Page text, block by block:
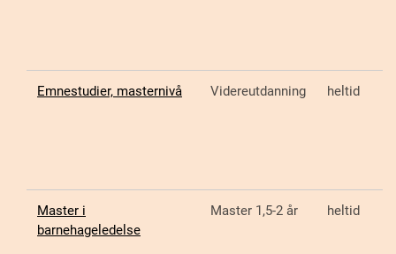
Emnestudier, masternivå Videreutdanning heltid
Master i
barnehageledelse
Master 1,5-2 år heltid